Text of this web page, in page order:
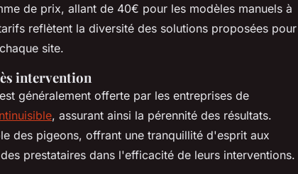
de prix, allant de 40€ pour les modèles manuels à
reflètent la diversité des solutions proposées pour
site.
intervention
est généralement offerte par les entreprises de
, assurant ainsi la pérennité des résultats.
des pigeons, offrant une tranquillité d'esprit aux
prestataires dans l'efficacité de leurs interventions.